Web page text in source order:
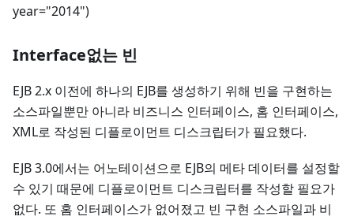
year="2014")
Interface없는 빈
EJB 2.x 이전에 하나의 EJB를 생성하기 위해 빈을 구현하는
소스파일뿐만 아니라 비즈니스 인터페이스, 홈 인터페이스,
XML로 작성된 디플로이먼트 디스크립터가 필요했다.
EJB 3.0에서는 어노테이션으로 EJB의 메타 데이터를 설정할
수 있기 때문에 디플로이먼트 디스크립터를 작성할 필요가
없다. 또 홈 인터페이스가 없어졌고 빈 구현 소스파일과 비